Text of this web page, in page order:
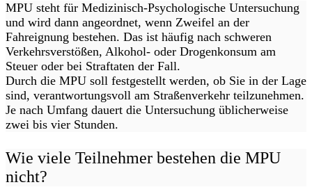
MPU steht für Medizinisch-Psychologische Untersuchung
und wird dann angeordnet, wenn Zweifel an der
Fahreignung bestehen. Das ist häufig nach schweren
Verkehrsverstößen, Alkohol- oder Drogenkonsum am
Steuer oder bei Straftaten der Fall.
Durch die MPU soll festgestellt werden, ob Sie in der Lage
sind, verantwortungsvoll am Straßenverkehr teilzunehmen.
Je nach Umfang dauert die Untersuchung üblicherweise
zwei bis vier Stunden.
Wie viele Teilnehmer bestehen die MPU
nicht?